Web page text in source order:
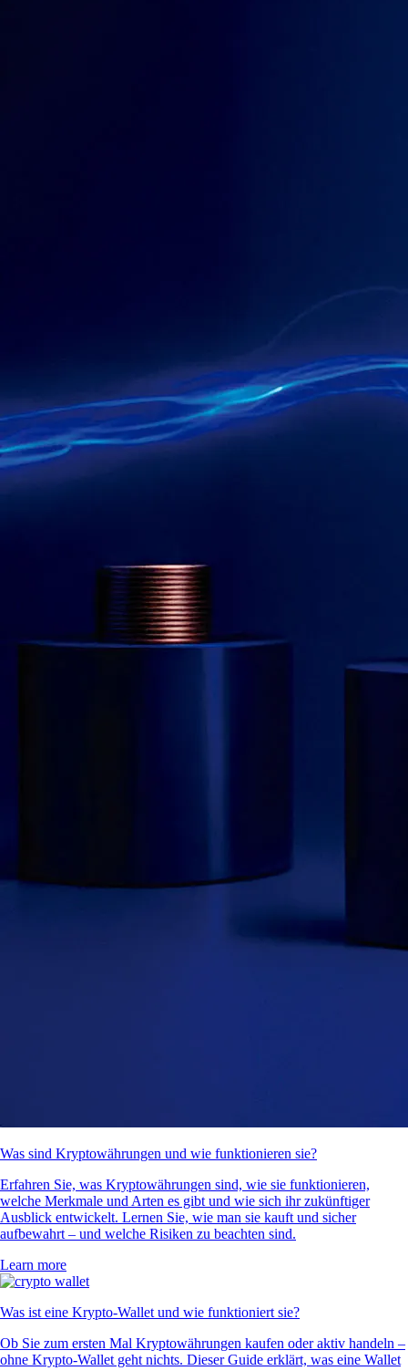
Was sind Kryptowährungen und wie funktionieren sie?
Erfahren Sie, was Kryptowährungen sind, wie sie funktionieren,
welche Merkmale und Arten es gibt und wie sich ihr zukünftiger
Ausblick entwickelt. Lernen Sie, wie man sie kauft und sicher
aufbewahrt – und welche Risiken zu beachten sind.
Learn more
Was ist eine Krypto-Wallet und wie funktioniert sie?
Ob Sie zum ersten Mal Kryptowährungen kaufen oder aktiv handeln –
ohne Krypto-Wallet geht nichts. Dieser Guide erklärt, was eine Wallet